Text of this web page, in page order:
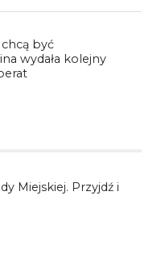
być
wydała kolejny
Miejskiej. Przyjdź i